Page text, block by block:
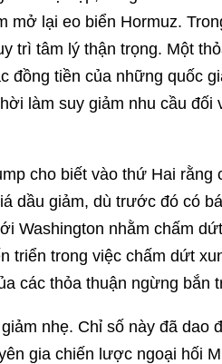
mở lại eo biển Hormuz.
trì tâm lý thận trọng. Một
đồng tiền của những quốc
làm suy giảm nhu cầu
cho biết vào thứ Hai
dầu giảm, dù trước đó có
Washington nhằm chấm
triển trong việc chấm dứt
các thỏa thuận ngừng bắn
nhẹ. Chỉ số này đã dao
gia chiến lược ngoại hối